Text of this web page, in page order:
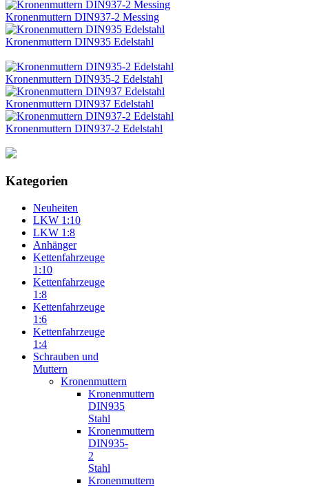
Kronenmuttern DIN937-2 Messing
Kronenmuttern DIN935 Edelstahl
Kronenmuttern DIN935-2 Edelstahl
Kronenmuttern DIN937 Edelstahl
Kronenmuttern DIN937-2 Edelstahl
Kategorien
Neuheiten
LKW 1:10
LKW 1:8
Anhänger
Kettenfahrzeuge
1:10
Kettenfahrzeuge
1:8
Kettenfahrzeuge
1:6
Kettenfahrzeuge
1:4
Schrauben und
Muttern
Kronenmuttern
Kronenmuttern
DIN935
Stahl
Kronenmuttern
DIN935-
2
Stahl
Kronenmuttern